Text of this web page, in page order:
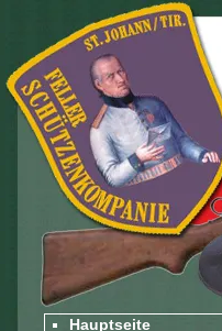
Hauptseite